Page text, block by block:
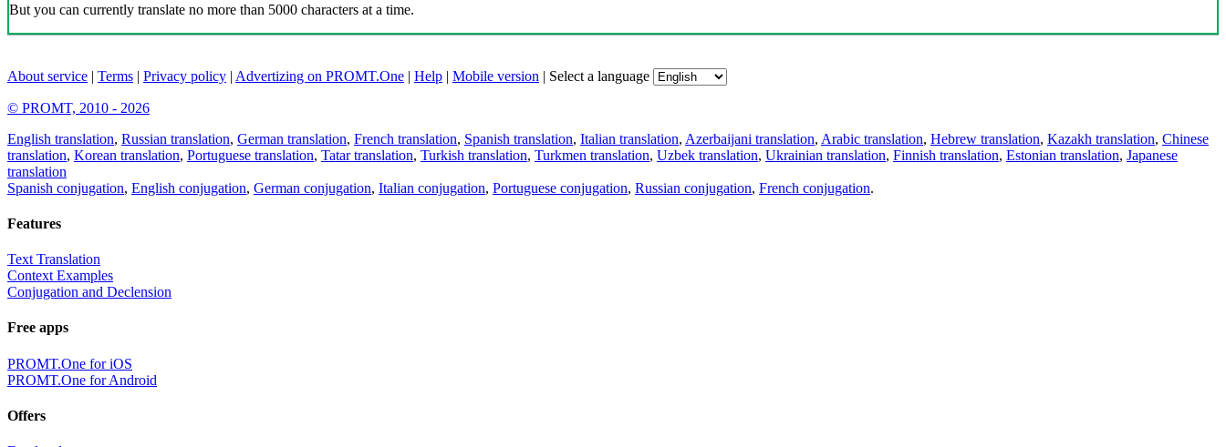
But you can currently translate no more than 5000 characters at a time.
About service | Terms | Privacy policy | Advertizing on PROMT.One | Help | Mobile version | Select a language
© PROMT, 2010 - 2026
English translation, Russian translation, German translation, French translation, Spanish translation, Italian translation, Azerbaijani translation, Arabic translation, Hebrew translation, Kazakh translation, Chinese
translation, Korean translation, Portuguese translation, Tatar translation, Turkish translation, Turkmen translation, Uzbek translation, Ukrainian translation, Finnish translation, Estonian translation, Japanese
translation
Spanish conjugation, English conjugation, German conjugation, Italian conjugation, Portuguese conjugation, Russian conjugation, French conjugation.
Features
Text Translation
Context Examples
Conjugation and Declension
Free apps
PROMT.One for iOS
PROMT.One for Android
Offers